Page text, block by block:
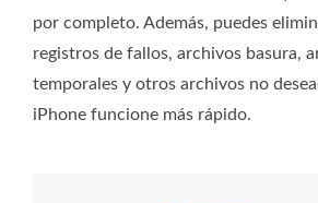
por completo. Además, puedes
registros de fallos, archivos basura,
temporales y otros archivos no
iPhone funcione más rápido.